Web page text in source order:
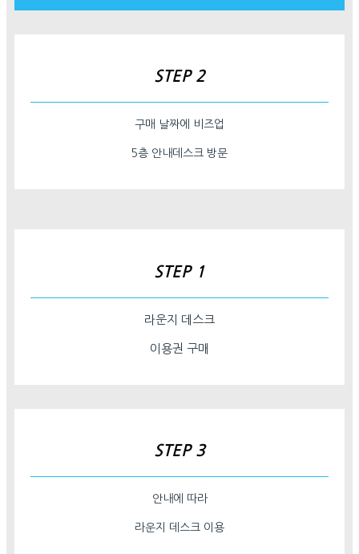
STEP 2
구매 날짜에 비즈업
5층 안내데스크 방문
STEP 1
라운지 데스크
이용권 구매
STEP 3
안내에 따라
라운지 데스크 이용